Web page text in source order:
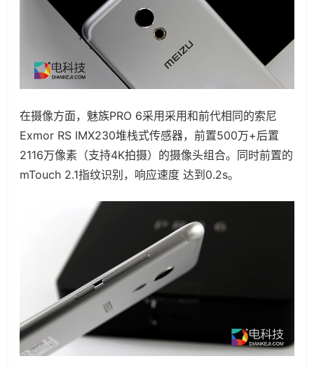
在摄像方面，魅族PRO 6采用采用和前代相同的索尼
Exmor RS IMX230堆栈式传感器，前置500万+后置
2116万像素（支持4K拍摄）的摄像头组合。同时前置的
mTouch 2.1指纹识别，响应速度 达到0.2s。